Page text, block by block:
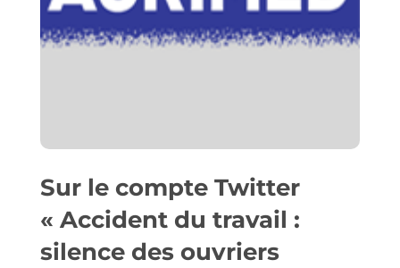
Sur le compte Twitter
« Accident du travail :
silence des ouvriers